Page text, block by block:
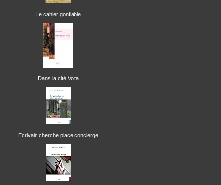
Le cahier gonflable
Dans la cité Volta
Ecrivain cherche place concierge